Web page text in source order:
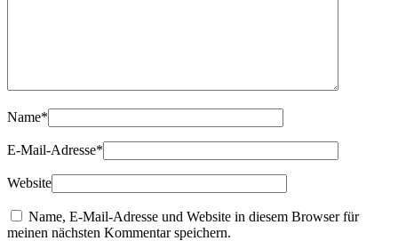
Name*
E-Mail-Adresse*
Website
Name, E-Mail-Adresse und Website in diesem Browser für
meinen nächsten Kommentar speichern.